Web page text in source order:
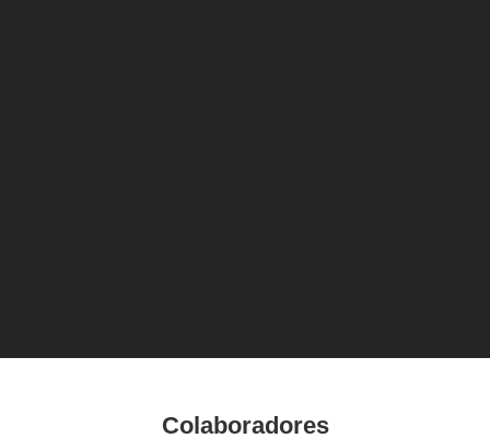
Colaboradores